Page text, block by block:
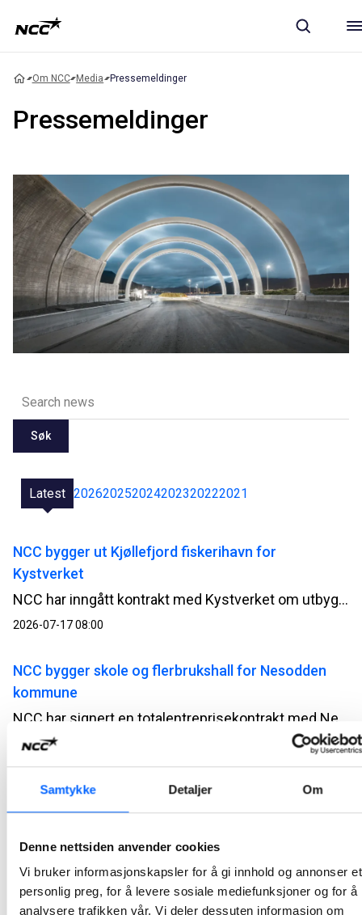
Samtykke Detaljer Om
Denne nettsiden anvender cookies
Vi bruker informasjonskapsler for å gi innhold og annonser et
personlig preg, for å levere sosiale mediefunksjoner og for å
analysere trafikken vår. Vi deler dessuten informasjon om
Om NCC Media Pressemeldinger
Pressemeldinger
Søk
Latest 202620252024202320222021
NCC bygger ut Kjøllefjord fiskerihavn for
Kystverket
NCC har inngått kontrakt med Kystverket om utbygging av Kjøllefjord fiskerihavn i Lebesby kommune i Finnmark. Kontrakten har en verdi på 510 millioner norske kroner.
2026-07-17 08:00
NCC bygger skole og flerbrukshall for Nesodden
kommune
2026-07-07 13:00
NCC bygger Atløysambandet i Vestland
NCC og Vestland fylkeskommune har signert avtale for bygging av Atløysambandet. Ordreverdien er på om lag 1,5 milliarder norske kroner og er et av de største samferdselsprosjektene i regionen.
2026-07-07 10:00
NCC bygger ny adkomst til Tøyen T-banestasjon